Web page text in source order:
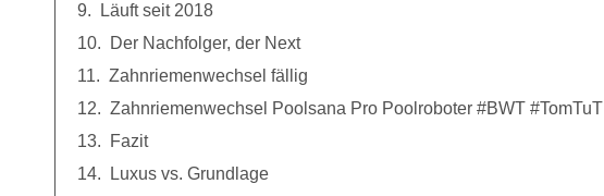
Läuft seit 2018
Der Nachfolger, der Next
Zahnriemenwechsel fällig
Zahnriemenwechsel Poolsana Pro Poolroboter #BWT #TomTuT
Fazit
Luxus vs. Grundlage